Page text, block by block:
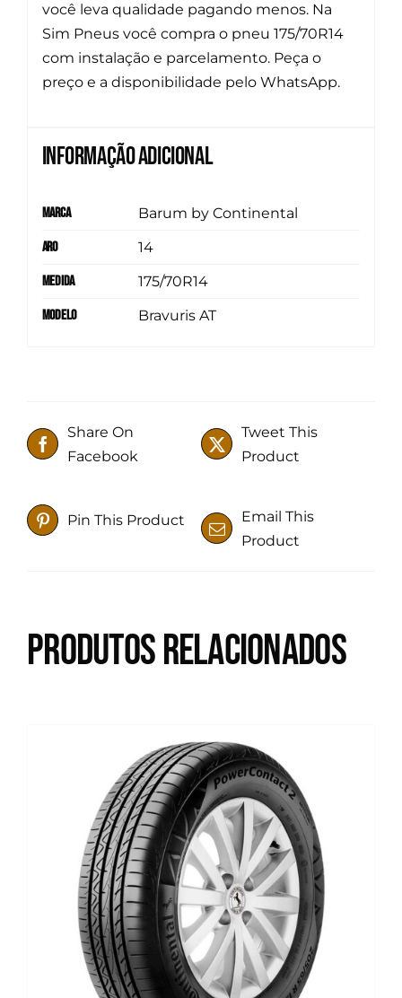
você leva qualidade pagando menos. Na
Sim Pneus você compra o pneu 175/70R14
com instalação e parcelamento. Peça o
preço e a disponibilidade pelo WhatsApp.
Informação adicional
Marca
Barum by Continental
Aro
14
Medida
175/70R14
Modelo
Bravuris AT
Share On
Facebook
Tweet This
Product
Pin This Product
Email This
Product
Produtos relacionados